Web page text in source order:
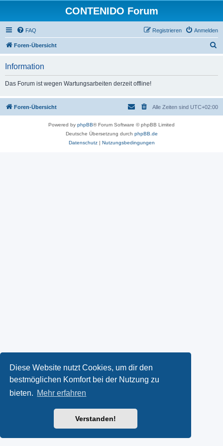
Diese Website nutzt Cookies, um dir den
bestmöglichen Komfort bei der Nutzung zu
bieten. Mehr erfahren
Verstanden!
CONTENIDO Forum
FAQ Anmelden
Registrieren
Foren-Übersicht
Information
Das Forum ist wegen Wartungsarbeiten derzeit offline!
Foren-Übersicht Alle Zeiten sind UTC+02:00
Powered by phpBB® Forum Software © phpBB Limited
Deutsche Übersetzung durch phpBB.de
Datenschutz| Nutzungsbedingungen